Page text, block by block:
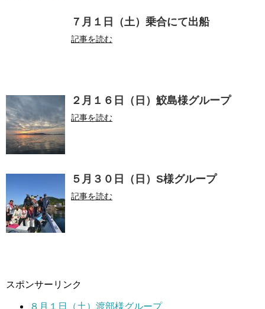
７月１日（土）乗合にて出船
記事を読む
２月１６日（日）鮫島様グループ
記事を読む
５月３０日（日）S様グループ
記事を読む
スポンサーリンク
８月１日（土）渡部様グループ